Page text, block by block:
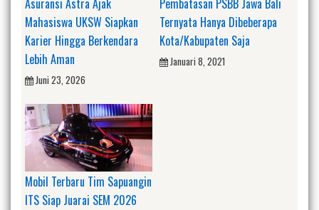
Asuransi Astra Ajak
Mahasiswa UKSW Siapkan
Karier Hingga Berkendara
Lebih Aman
Juni 23, 2026
Pembatasan PSBB Jawa Bali
Ternyata Hanya Dibeberapa
Kota/Kabupaten Saja
Januari 8, 2021
Mobil Terbaru Tim Sapuangin
ITS Siap Juarai SEM 2026